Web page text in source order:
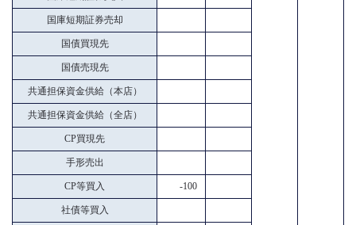
国庫短期証券売却
国債買現先
国債売現先
共通担保資金供給（本店）
共通担保資金供給（全店）
CP買現先
手形売出
CP等買入 -100
社債等買入